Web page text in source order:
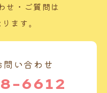
せ・ご質問は
ます。
い合わせ
6612